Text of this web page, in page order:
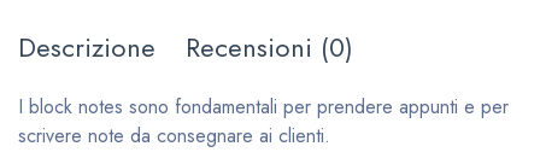
Descrizione Recensioni (0)
I block notes sono fondamentali per prendere appunti e per
scrivere note da consegnare ai clienti.